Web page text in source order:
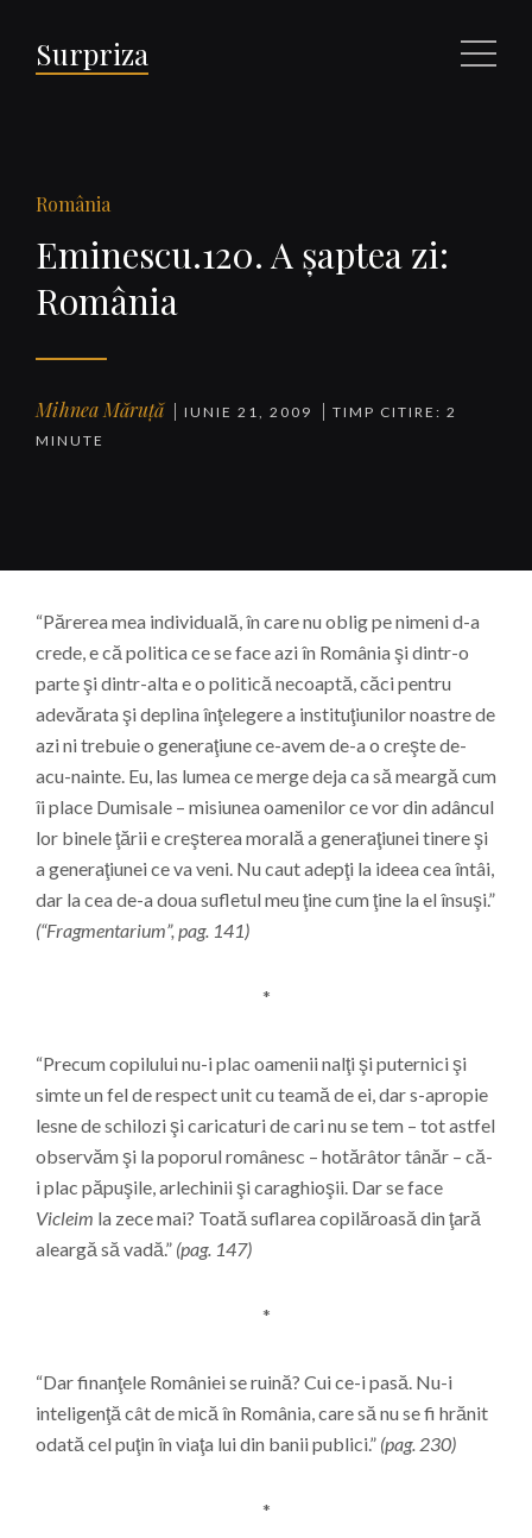
Surpriza Meniu
România
Eminescu.120. A şaptea zi:
România
Mihnea Măruță IUNIE 21, 2009
TIMP CITIRE: 2
MINUTE
“Părerea mea individuală, în care nu oblig pe nimeni d-a
crede, e că politica ce se face azi în România şi dintr-o
parte şi dintr-alta e o politică necoaptă, căci pentru
adevărata şi deplina înţelegere a instituţiunilor noastre de
azi ni trebuie o generaţiune ce-avem de-a o creşte de-
acu-nainte. Eu, las lumea ce merge deja ca să meargă cum
îi place Dumisale – misiunea oamenilor ce vor din adâncul
lor binele ţării e creşterea morală a generaţiunei tinere şi
a generaţiunei ce va veni. Nu caut adepţi la ideea cea întâi,
dar la cea de-a doua sufletul meu ţine cum ţine la el însuşi.”
(“Fragmentarium”, pag. 141)
*
“Precum copilului nu-i plac oamenii nalţi şi puternici şi
simte un fel de respect unit cu teamă de ei, dar s-apropie
lesne de schilozi şi caricaturi de cari nu se tem – tot astfel
observăm şi la poporul românesc – hotărâtor tânăr – că-
i plac păpuşile, arlechinii şi caraghioşii. Dar se face
Vicleim la zece mai? Toată suflarea copilăroasă din ţară
aleargă să vadă.” (pag. 147)
*
“Dar finanţele României se ruină? Cui ce-i pasă. Nu-i
inteligenţă cât de mică în România, care să nu se fi hrănit
odată cel puţin în viaţa lui din banii publici.” (pag. 230)
*